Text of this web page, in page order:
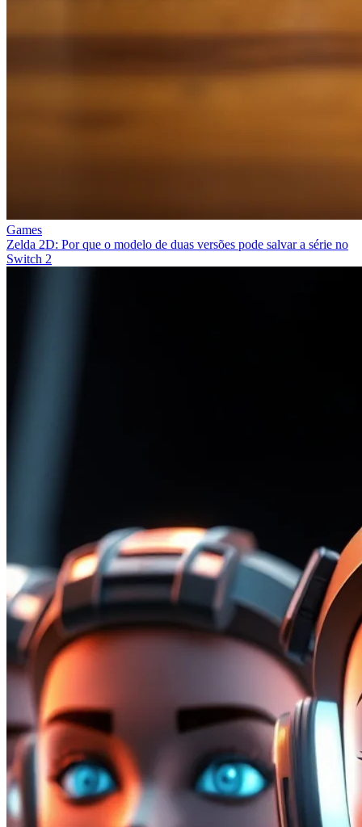
Games
Zelda 2D: Por que o modelo de duas versões pode salvar a série no
Switch 2